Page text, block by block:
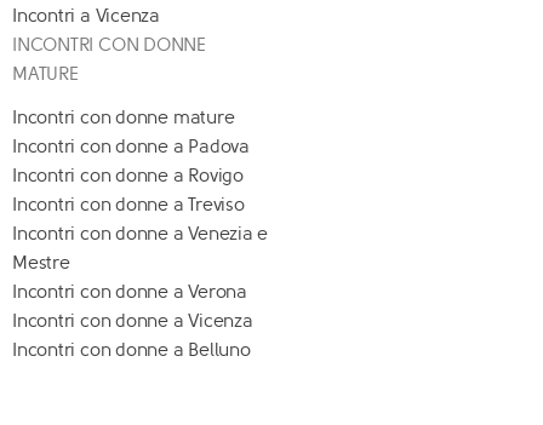
Incontri a Vicenza
INCONTRI CON DONNE
MATURE
Incontri con donne mature
Incontri con donne a Padova
Incontri con donne a Rovigo
Incontri con donne a Treviso
Incontri con donne a Venezia e
Mestre
Incontri con donne a Verona
Incontri con donne a Vicenza
Incontri con donne a Belluno